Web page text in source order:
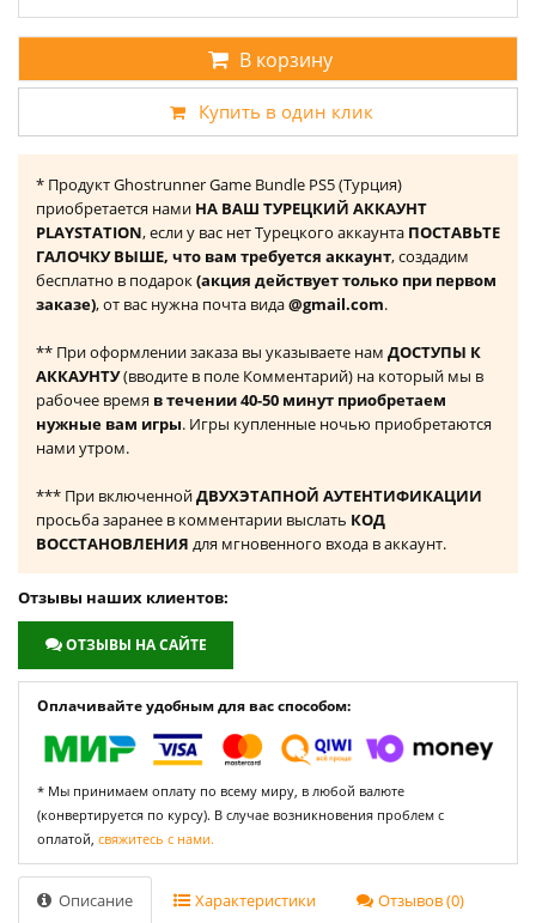
В корзину
Купить в один клик
* Продукт Ghostrunner Game Bundle PS5 (Турция)
приобретается нами НА ВАШ ТУРЕЦКИЙ АККАУНТ
PLAYSTATION, если у вас нет Турецкого аккаунта ПОСТАВЬТЕ
ГАЛОЧКУ ВЫШЕ, что вам требуется аккаунт, создадим
бесплатно в подарок(акция действует только при первом
заказе), от вас нужна почта вида@gmail.com.
** При оформлении заказа вы указываете нам ДОСТУПЫ К
АККАУНТУ(вводите в поле Комментарий) на который мы в
рабочее время в течении 40-50 минут приобретаем
нужные вам игры. Игры купленные ночью приобретаются
нами утром.
*** При включеннойДВУХЭТАПНОЙ АУТЕНТИФИКАЦИИ
просьба заранее в комментарии выслать КОД
ВОССТАНОВЛЕНИЯ для мгновенного входа в аккаунт.
Отзывы наших клиентов:
ОТЗЫВЫ НА САЙТЕ
Оплачивайте удобным для вас способом:
* Мы принимаем оплату по всему миру, в любой валюте
(конвертируется по курсу). В случае возникновения проблем с
оплатой, свяжитесь с нами.
Описание Характеристики Отзывов (0)